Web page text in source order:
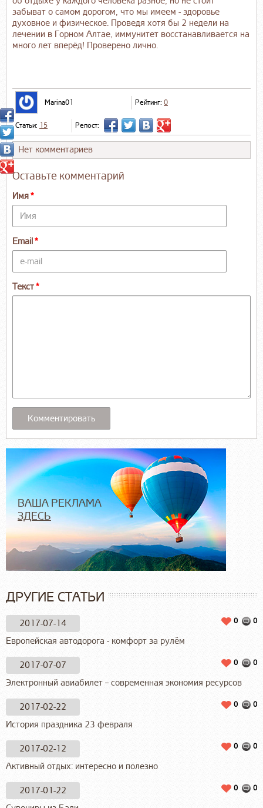
забыват о самом дорогом, что мы имеем - здоровье
духовное и физическое. Проведя хотя бы 2 недели на
лечении в Горном Алтае, иммунитет восстанавливается на
много лет вперёд! Проверено лично.
Marina01 Рейтинг: 0
Статьи: 15 Репост:
Нет комментариев
Оставьте комментарий
Имя
Email
Текст
ВАША РЕКЛАМА
ЗДЕСЬ
ДРУГИЕ СТАТЬИ
2017-07-14 0
0
Европейская автодорога - комфорт за рулём
2017-07-07 0
0
Электронный авиабилет – современная экономия ресурсов
2017-02-22 0
0
История праздника 23 февраля
2017-02-12 0
0
Активный отдых: интересно и полезно
2017-01-22 0
0